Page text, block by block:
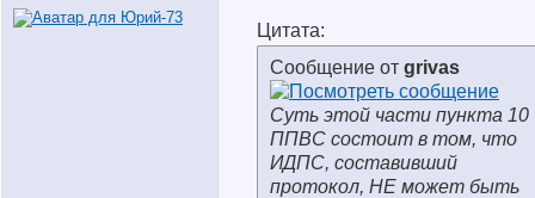
Цитата:
Сообщение от grivas
Суть этой части пункта 10
ППВС состоит в том, что
ИДПС, составивший
протокол, НЕ может быть